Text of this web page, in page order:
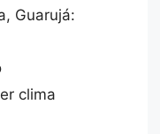
Guarujá:
clima